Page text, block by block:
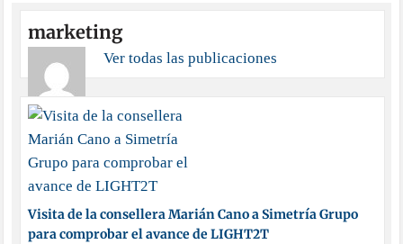
marketing
Ver todas las publicaciones
Visita de la consellera Marián Cano a Simetría Grupo
para comprobar el avance de LIGHT2T